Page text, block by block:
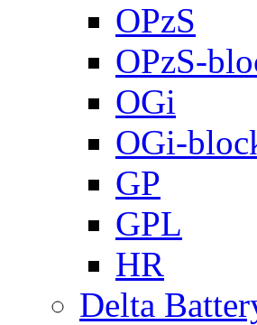
OPzS
OPzS-
OGi
OGi-
GP
GPL
HR
Delta